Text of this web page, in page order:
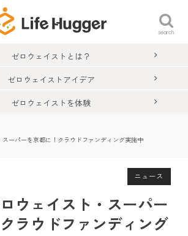
search
ゼロウェイストとは？
ゼロウェイストアイデア
ゼロウェイストを体験
スーパーを京都に！クラウドファンディング実施中
ニュース
ウェイスト・スーパー
ラウドファンディング